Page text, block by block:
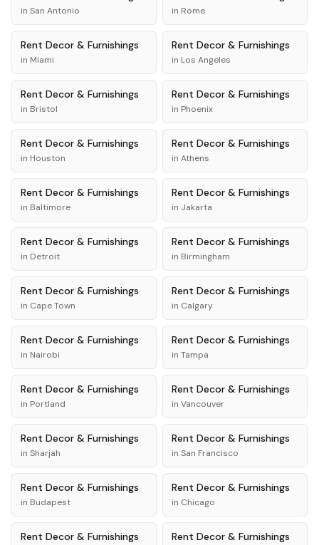
in San Antonio in Rome
Rent Decor & Furnishings
in Miami
Rent Decor & Furnishings
in Los Angeles
Rent Decor & Furnishings
in Bristol
Rent Decor & Furnishings
in Phoenix
Rent Decor & Furnishings
in Houston
Rent Decor & Furnishings
in Athens
Rent Decor & Furnishings
in Baltimore
Rent Decor & Furnishings
in Jakarta
Rent Decor & Furnishings
in Detroit
Rent Decor & Furnishings
in Birmingham
Rent Decor & Furnishings
in Cape Town
Rent Decor & Furnishings
in Calgary
Rent Decor & Furnishings
in Nairobi
Rent Decor & Furnishings
in Tampa
Rent Decor & Furnishings
in Portland
Rent Decor & Furnishings
in Vancouver
Rent Decor & Furnishings
in Sharjah
Rent Decor & Furnishings
in San Francisco
Rent Decor & Furnishings
in Budapest
Rent Decor & Furnishings
in Chicago
Rent Decor & Furnishings Rent Decor & Furnishings